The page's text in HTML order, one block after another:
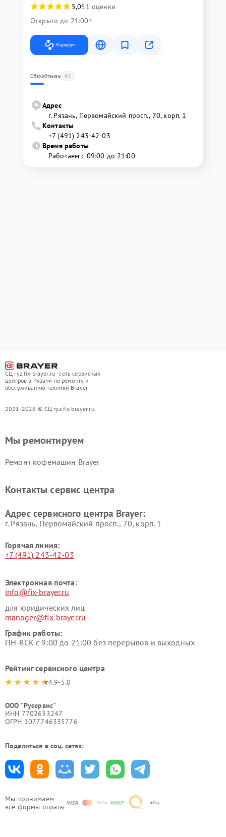
5,051 оценки
Открыто до 21:00
Маршрут
ОбзорОтзывы 41
Адрес
г. Рязань, Первомайский просп., 70, корп. 1
Контакты
+7 (491) 243-42-03
Время работы
Работаем с 09:00 до 21:00
СЦ ryz.fix-brayer.ru - сеть сервисных
центров в Рязани по ремонту и
обслуживанию техники Brayer
2021-2026 © СЦ ryz.fix-brayer.ru
Мы принимаем
все формы оплаты
Мы ремонтируем
Ремонт кофемашин Brayer
Контакты сервис центра
Адрес сервисного центра Brayer:
г. Рязань, Первомайский просп., 70, корп. 1
Горячая линия:
+7 (491) 243-42-03
Электронная почта:
info@fix-brayer.ru
для юридических лиц
manager@fix-brayer.ru
График работы:
ПН-ВСК с 9:00 до 21:00 без перерывов и выходных
Рейтинг сервисного центра
4.9-5.0
ООО "Русервис"
ИНН 7702633247
ОГРН 1077746335776
Поделиться в соц. сетях: